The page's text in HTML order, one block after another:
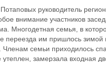
руководитель
внимание участников
Многодетная семья, в
переезда им пришлось зимой
Членам семьи приходилось
замерзала входная